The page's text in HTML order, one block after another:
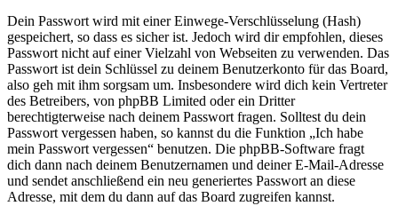
Dein Passwort wird mit einer Einwege-Verschlüsselung (Hash)
gespeichert, so dass es sicher ist. Jedoch wird dir empfohlen, dieses
Passwort nicht auf einer Vielzahl von Webseiten zu verwenden. Das
Passwort ist dein Schlüssel zu deinem Benutzerkonto für das Board,
also geh mit ihm sorgsam um. Insbesondere wird dich kein Vertreter
des Betreibers, von phpBB Limited oder ein Dritter
berechtigterweise nach deinem Passwort fragen. Solltest du dein
Passwort vergessen haben, so kannst du die Funktion „Ich habe
mein Passwort vergessen“ benutzen. Die phpBB-Software fragt
dich dann nach deinem Benutzernamen und deiner E-Mail-Adresse
und sendet anschließend ein neu generiertes Passwort an diese
Adresse, mit dem du dann auf das Board zugreifen kannst.